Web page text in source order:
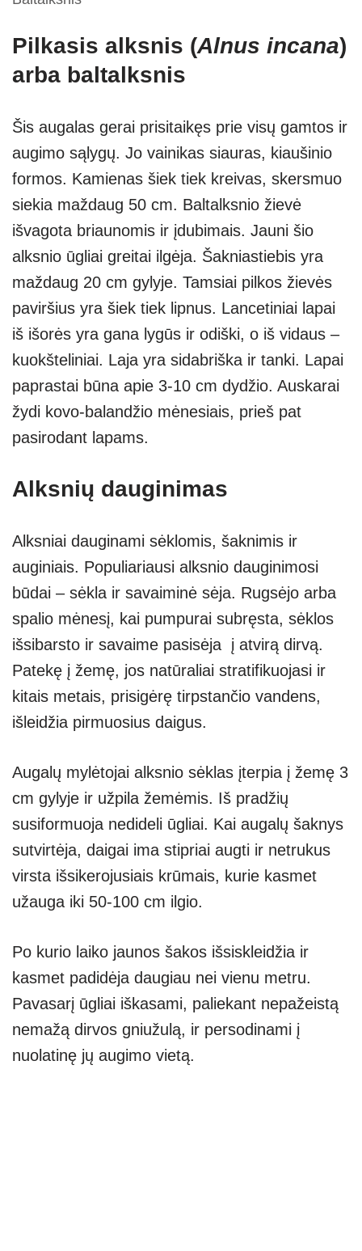
Pilkasis alksnis (Alnus incana)
arba baltalksnis
Šis augalas gerai prisitaikęs prie visų gamtos ir
augimo sąlygų. Jo vainikas siauras, kiaušinio
formos. Kamienas šiek tiek kreivas, skersmuo
siekia maždaug 50 cm. Baltalksnio žievė
išvagota briaunomis ir įdubimais. Jauni šio
alksnio ūgliai greitai ilgėja. Šakniastiebis yra
maždaug 20 cm gylyje. Tamsiai pilkos žievės
paviršius yra šiek tiek lipnus. Lancetiniai lapai
iš išorės yra gana lygūs ir odiški, o iš vidaus –
kuokšteliniai. Laja yra sidabriška ir tanki. Lapai
paprastai būna apie 3-10 cm dydžio. Auskarai
žydi kovo-balandžio mėnesiais, prieš pat
pasirodant lapams.
Alksnių dauginimas
Alksniai dauginami sėklomis, šaknimis ir
auginiais. Populiariausi alksnio dauginimosi
būdai – sėkla ir savaiminė sėja. Rugsėjo arba
spalio mėnesį, kai pumpurai subręsta, sėklos
išsibarsto ir savaime pasisėja į atvirą dirvą.
Patekę į žemę, jos natūraliai stratifikuojasi ir
kitais metais, prisigėrę tirpstančio vandens,
išleidžia pirmuosius daigus.
Augalų mylėtojai alksnio sėklas įterpia į žemę 3
cm gylyje ir užpila žemėmis. Iš pradžių
susiformuoja nedideli ūgliai. Kai augalų šaknys
sutvirtėja, daigai ima stipriai augti ir netrukus
virsta išsikerojusiais krūmais, kurie kasmet
užauga iki 50-100 cm ilgio.
Po kurio laiko jaunos šakos išsiskleidžia ir
kasmet padidėja daugiau nei vienu metru.
Pavasarį ūgliai iškasami, paliekant nepažeistą
nemažą dirvos gniužulą, ir persodinami į
nuolatinę jų augimo vietą.